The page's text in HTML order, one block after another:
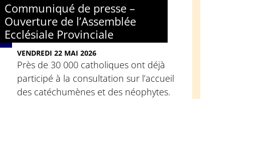
Communiqué de presse –
Ouverture de l’Assemblée
Ecclésiale Provinciale
VENDREDI 22 MAI 2026
Près de 30 000 catholiques ont déjà
participé à la consultation sur l’accueil
des catéchumènes et des néophytes.